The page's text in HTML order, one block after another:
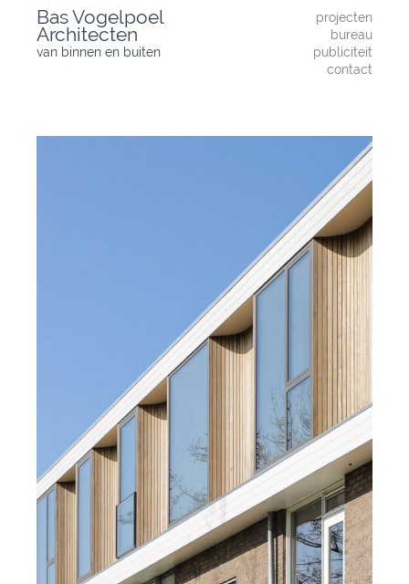
content
Bas Vogelpoel
Architecten
van binnen en buiten
projecten
bureau
publiciteit
contact